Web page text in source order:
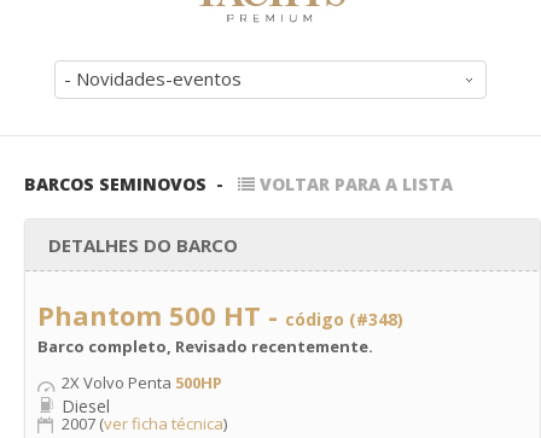
- Novidades-eventos
BARCOS SEMINOVOS - VOLTAR PARA A LISTA
DETALHES DO BARCO
Phantom 500 HT - código (#348)
Barco completo, Revisado recentemente.
2X Volvo Penta 500HP
Diesel
2007 (ver ficha técnica)